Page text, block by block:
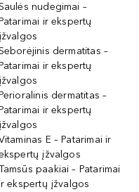
nudegimai –
ir ekspertų
įžvalgos
dermatitas –
ir ekspertų
įžvalgos
dermatitas –
ir ekspertų
įžvalgos
E – Patarimai ir
įžvalgos
paakiai – Patarimai
ekspertų įžvalgos